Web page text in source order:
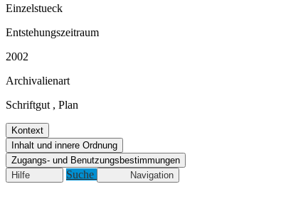
Einzelstueck
Entstehungszeitraum
2002
Archivalienart
Schriftgut , Plan
Kontext
Inhalt und innere Ordnung
Zugangs- und Benutzungsbestimmungen
Hilfe
Suche Navigation